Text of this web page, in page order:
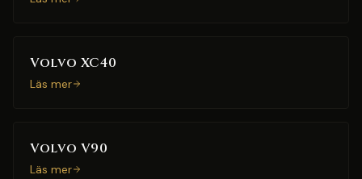
Volvo XC40
Läs mer
Volvo V90
Läs mer